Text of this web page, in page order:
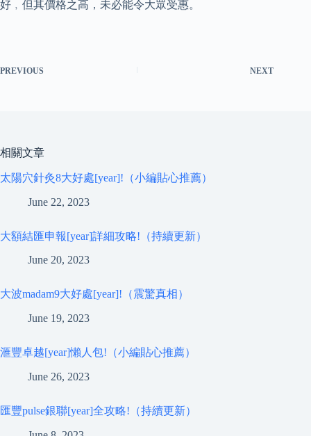
好﹐但其價格之高，未必能令大眾受惠。
PREVIOUS NEXT
相關文章
太陽穴針灸8大好處[year]!（小編貼心推薦）
June 22, 2023
大額結匯申報[year]詳細攻略!（持續更新）
June 20, 2023
大波madam9大好處[year]!（震驚真相）
June 19, 2023
滙豐卓越[year]懶人包!（小編貼心推薦）
June 26, 2023
匯豐pulse銀聯[year]全攻略!（持續更新）